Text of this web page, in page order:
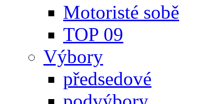
Motoristé sobě
TOP 09
Výbory
předsedové